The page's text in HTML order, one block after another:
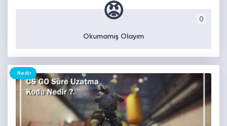
0
😡
Okumamış Olayım
Nedir